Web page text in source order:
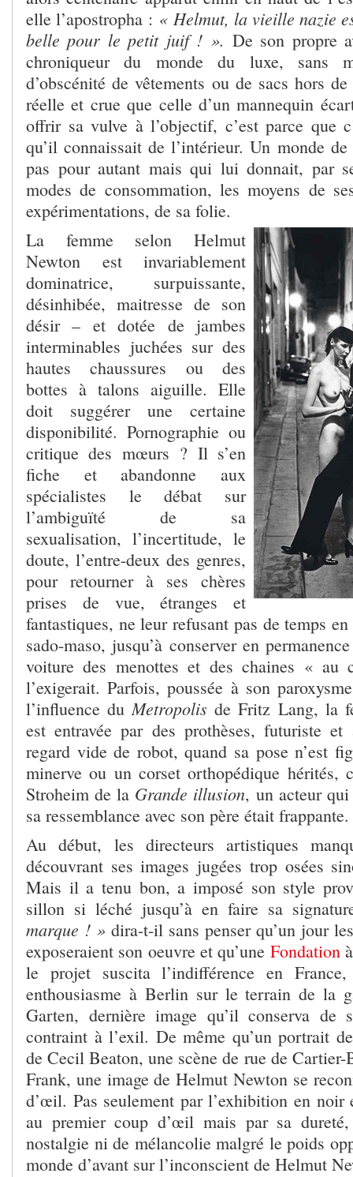
elle l’apostropha : « Helmut, la vieille nazie
belle pour le petit juif ! ». De son propre
chroniqueur du monde du luxe, sans
d’obscénité de vêtements ou de sacs hors
réelle et crue que celle d’un mannequin
offrir sa vulve à l’objectif, c’est parce que
qu’il connaissait de l’intérieur. Un monde
pas pour autant mais qui lui donnait, par
modes de consommation, les moyens de
expérimentations, de sa folie.
La femme selon Helmut
Newton est invariablement
dominatrice, surpuissante,
désinhibée, maitresse de son
désir – et dotée de jambes
interminables juchées sur des
hautes chaussures ou des
bottes à talons aiguille. Elle
doit suggérer une certaine
disponibilité. Pornographie ou
critique des mœurs ? Il s’en
fiche et abandonne aux
spécialistes le débat sur
l’ambiguïté de sa
sexualisation, l’incertitude, le
doute, l’entre-deux des genres,
pour retourner à ses chères
prises de vue, étranges et
fantastiques, ne leur refusant pas de temps
sado-maso, jusqu’à conserver en
voiture des menottes et des chaines « au
l’exigerait. Parfois, poussée à son
l’influence duMetropolisde Fritz Lang, la
est entravée par des prothèses, futuriste et
regard vide de robot, quand sa pose n’est
minerve ou un corset orthopédique hérités,
Stroheim de la Grande illusion, un acteur
sa ressemblance avec son père était frappante.
Au début, les directeurs artistiques
découvrant ses images jugées trop osées
Mais il a tenu bon, a imposé son style
sillon si léché jusqu’à en faire sa
marque ! » dira-t-il sans penser qu’un jour
exposeraient son oeuvre et qu’une Fondation
le projet suscita l’indifférence en
enthousiasme à Berlin sur le terrain de la
Garten, dernière image qu’il conserva
contraint à l’exil. De même qu’un portrait
de Cecil Beaton, une scène de rue de Cartier-
Frank, une image de Helmut Newton se
d’œil. Pas seulement par l’exhibition en noir
au premier coup d’œil mais par sa
nostalgie ni de mélancolie malgré le poids
monde d’avant sur l’inconscient de Helmut